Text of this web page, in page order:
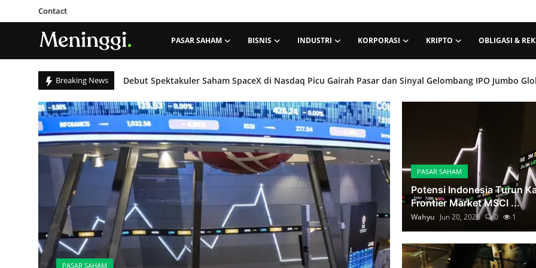
Contact
PASAR SAHAM BISNIS INDUSTRI KORPORASI KRIPTO OBLIGASI &
Pasar Saham
Obligasi & Reksadana
Meninggi.com
Breaking News
PT Pantai Indah Kapuk Dua Tbk (PANI) Beri Penjelasan Strategis Terkait Ketentuan Free Float Saham
IHSG Tergelincir ke Level 5.886, Aksi Ambil Untung Hentikan Reli Dua Hari Berturut-turut
Ekspansi Ekosistem Digital: Grab dan Grup EMTEK Agresif Pertebal Kepemilikan Saham di Superbank
IHSG Terperosok di Bawah Level Psikologis, Sesi Pertama Berakhir di Zona Merah pada Level 5.789
PASAR SAHAM PASAR SAHAM
PASAR SAHAM
Potensi Indonesia Turun
Frontier Market MSCI ...
Wahyu Jun 20, 2026 0 1